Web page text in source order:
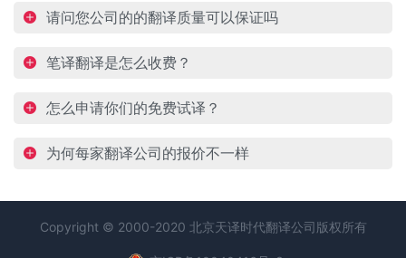
请问您公司的的翻译质量可以保证吗
笔译翻译是怎么收费？
怎么申请你们的免费试译？
为何每家翻译公司的报价不一样
Copyright © 2000-2020 北京天译时代翻译公司版权所有